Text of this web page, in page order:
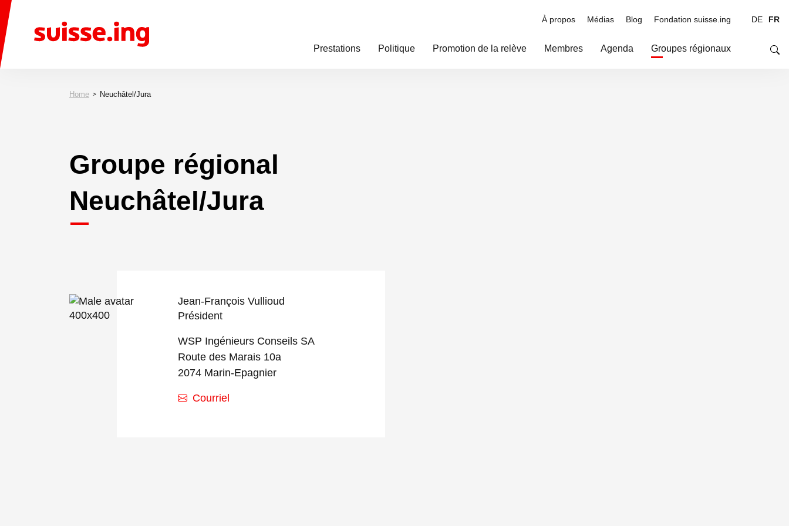
Prestations Politique Promotion de la relève Membres Agenda Groupes régionaux
À propos Médias Blog Fondation suisse.ing DE FR
Home Neuchâtel/Jura
Groupe régional
Neuchâtel/Jura
Jean-François Vullioud
Président
WSP Ingénieurs Conseils SA
Route des Marais 10a
2074 Marin-Epagnier
Courriel